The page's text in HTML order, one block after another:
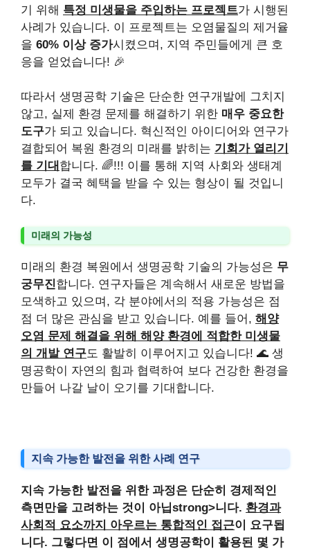
기 위해 특정 미생물을 주입하는 프로젝트가 시행된
사례가 있습니다. 이 프로젝트는 오염물질의 제거율
을 60% 이상 증가시켰으며, 지역 주민들에게 큰 호
응을 얻었습니다! 🎉
따라서 생명공학 기술은 단순한 연구개발에 그치지
않고, 실제 환경 문제를 해결하기 위한 매우 중요한
도구가 되고 있습니다. 혁신적인 아이디어와 연구가
결합되어 복원 환경의 미래를 밝히는 기회가 열리기
를 기대 합니다. 🌈!!! 이를 통해 지역 사회와 생태계
모두가 결국 혜택을 받을 수 있는 형상이 될 것입니
다.
미래의 가능성
미래의 환경 복원에서 생명공학 기술의 가능성은 무
궁무진합니다. 연구자들은 계속해서 새로운 방법을
모색하고 있으며, 각 분야에서의 적용 가능성은 점
점 더 많은 관심을 받고 있습니다. 예를 들어, 해양
오염 문제 해결을 위해 해양 환경에 적합한 미생물
의 개발 연구도 활발히 이루어지고 있습니다! 🌊 생
명공학이 자연의 힘과 협력하여 보다 건강한 환경을
만들어 나갈 날이 오기를 기대합니다.
지속 가능한 발전을 위한 사례 연구
지속 가능한 발전을 위한 과정은 단순히 경제적인
측면만을 고려하는 것이 아닙strong>니다. 환경과
사회적 요소까지 아우르는 통합적인 접근이 요구됩
니다. 그렇다면 이 점에서 생명공학이 활용된 몇 가